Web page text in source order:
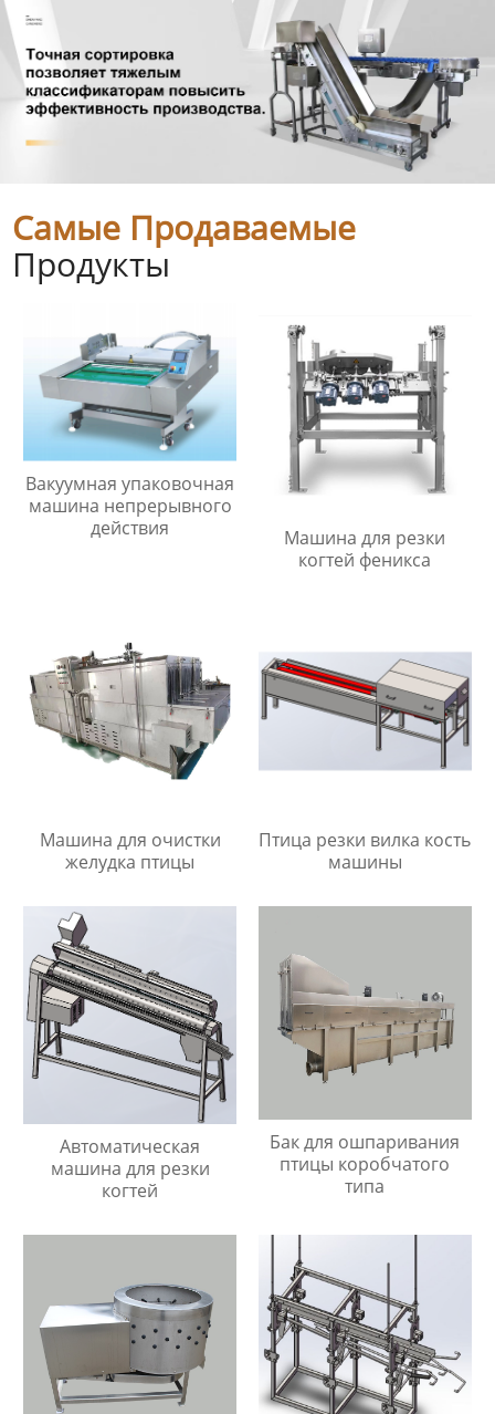
Самые Продаваемые
Продукты
Вакуумная упаковочная
машина непрерывного
действия
Машина для резки
когтей феникса
Машина для очистки
желудка птицы
Птица резки вилка кость
машины
Автоматическая
машина для резки
когтей
Бак для ошпаривания
птицы коробчатого
типа